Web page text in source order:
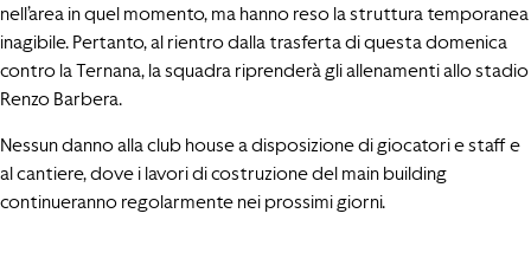
nell’area in quel momento, ma hanno reso la struttura temporanea
inagibile. Pertanto, al rientro dalla trasferta di questa domenica
contro la Ternana, la squadra riprenderà gli allenamenti allo stadio
Renzo Barbera.
Nessun danno alla club house a disposizione di giocatori e staff e
al cantiere, dove i lavori di costruzione del main building
continueranno regolarmente nei prossimi giorni.